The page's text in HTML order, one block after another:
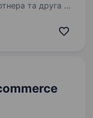
та друга —
створює